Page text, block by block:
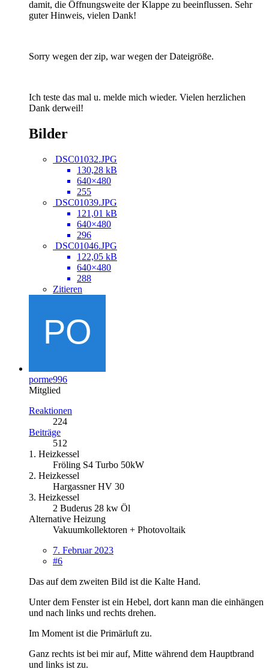
damit, die Öffnungsweite der Klappe zu beeinflussen. Sehr
guter Hinweis, vielen Dank!
Sorry wegen der zip, war wegen der Dateigröße.
Ich teste das mal u. melde mich wieder. Vielen herzlichen
Dank derweil!
Bilder
DSC01032.JPG
130,28 kB
640×480
255
DSC01039.JPG
121,01 kB
640×480
296
DSC01046.JPG
122,05 kB
640×480
288
Zitieren
porme996
Mitglied
Reaktionen
224
Beiträge
512
1. Heizkessel
Fröling S4 Turbo 50kW
2. Heizkessel
Hargassner HV 30
3. Heizkessel
2 Buderus 28 kw Öl
Alternative Heizung
Vakuumkollektoren + Photovoltaik
7. Februar 2023
#6
Das auf dem zweiten Bild ist die Kalte Hand.
Unter dem Fenster ist ein Hebel, dort kann man die einhängen
und nach links und rechts drehen.
Im Moment ist die Primärluft zu.
Ganz rechts ist bei mir auf, Mitte während dem Hauptbrand
und links ist zu.